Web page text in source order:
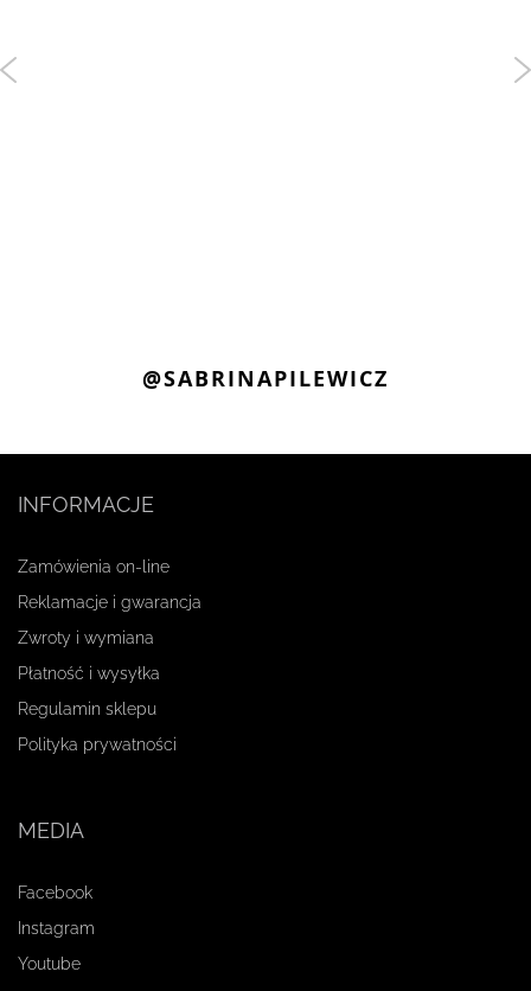
@SABRINAPILEWICZ
INFORMACJE
Zamówienia on-line
Reklamacje i gwarancja
Zwroty i wymiana
Płatność i wysyłka
Regulamin sklepu
Polityka prywatności
MEDIA
Facebook
Instagram
Youtube